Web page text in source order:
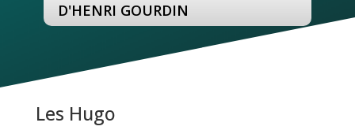
D'HENRI GOURDIN
Les Hugo